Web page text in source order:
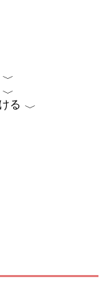
〈
〈
る 〈